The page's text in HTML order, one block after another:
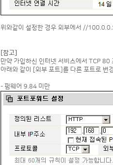
위와같이 설정한 경우 외부에서 //
[참고]
만약 가입하신 인터넷 서비스에서 TCP
아래와 같이 [외부 포트]를 다른 포트로 변
- 펌웨어 9.84 미만